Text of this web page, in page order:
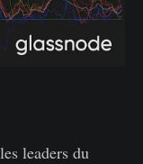
leaders du